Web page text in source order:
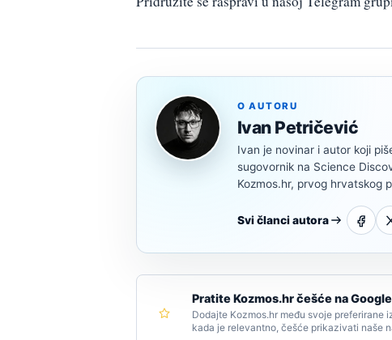
O AUTORU
Ivan Petričević
Ivan je novinar i autor koji
sugovornik na Science
Kozmos.hr, prvog hrvatskog
Svi članci autora
Pratite Kozmos.hr češće na
Dodajte Kozmos.hr među svoje preferirane
kada je relevantno, češće prikazivati naše